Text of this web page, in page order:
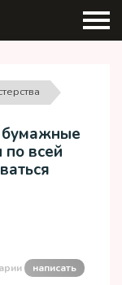
бумажные
всей
написать